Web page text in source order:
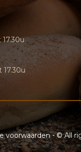
voorwaarden- © All